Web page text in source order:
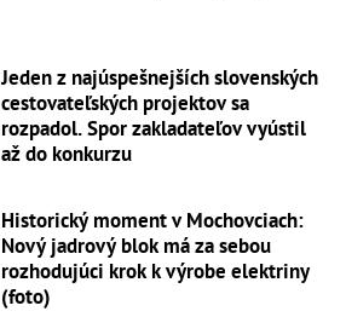
Jeden z najúspešnejších slovenských
cestovateľských projektov sa
rozpadol. Spor zakladateľov vyústil
až do konkurzu
Historický moment v Mochovciach:
Nový jadrový blok má za sebou
rozhodujúci krok k výrobe elektriny
(foto)